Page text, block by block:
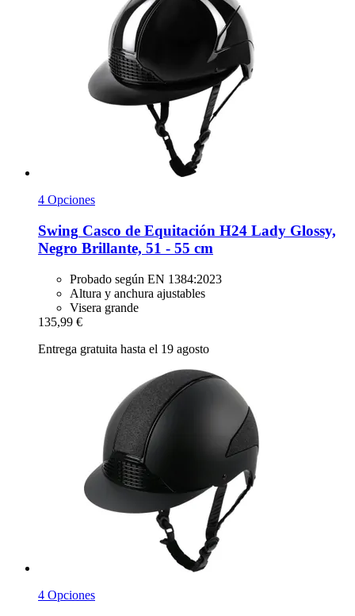
4 Opciones
Swing Casco de Equitación H24 Lady Glossy,
Negro Brillante, 51 -​ 55 cm
Probado según EN 1384:2023
Altura y anchura ajustables
Visera grande
135,99 €
Entrega gratuita hasta el 19 agosto
4 Opciones